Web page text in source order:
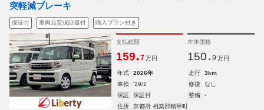
突軽減ブレーキ
保証付 車両品質保証書付 購入プラン付き
支払総額
159.7 万円
本体価格
150. 9 万円
年式 2026年 走行
3km
車検
'29/2 修復
なし
保証
保証付 整備
-
住所
京都府 相楽郡精華町